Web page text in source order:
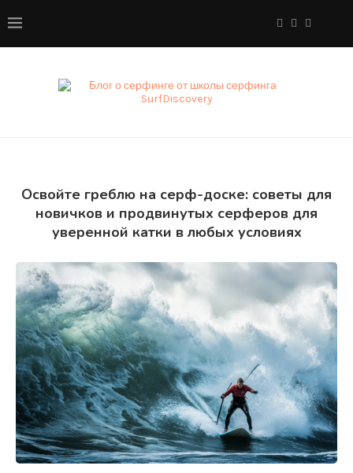
Освойте греблю на серф-доске: советы для
новичков и продвинутых серферов для
уверенной катки в любых условиях